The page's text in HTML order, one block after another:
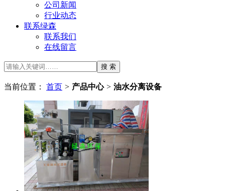
公司新闻
行业动态
联系绿森
联系我们
在线留言
当前位置： 首页 > 产品中心 > 油水分离设备